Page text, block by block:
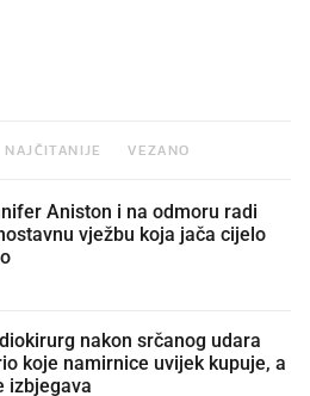
NAJČITANIJE VEZANO
Aniston i na odmoru radi
vježbu koja jača cijelo
nakon srčanog udara
koje namirnice uvijek kupuje, a
izbjegava